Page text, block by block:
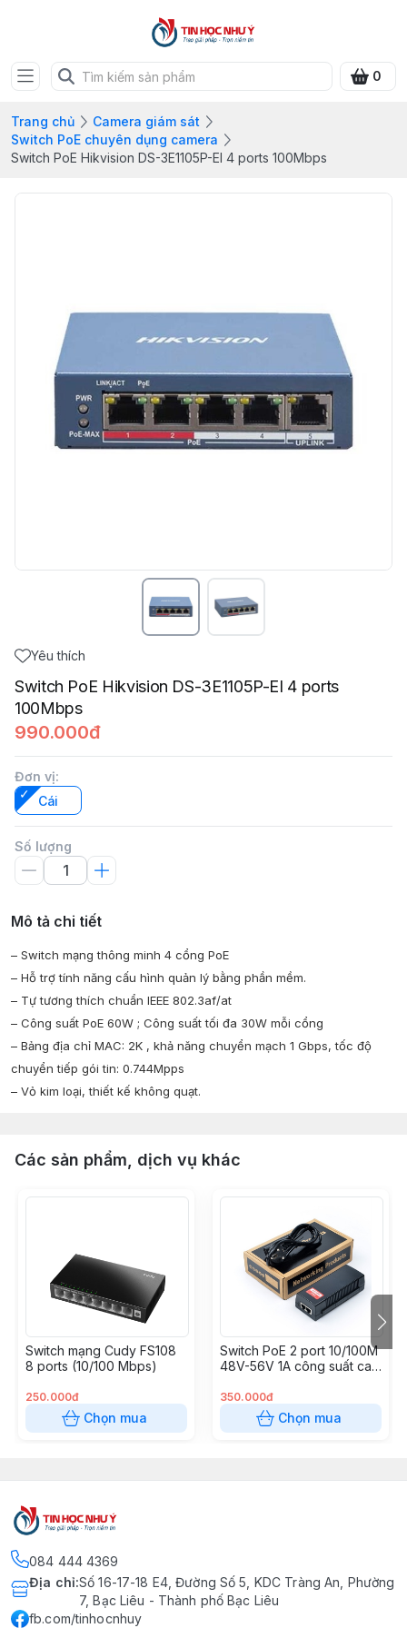
0
Trang chủ
Camera giám sát
Switch PoE chuyên dụng camera
Switch PoE Hikvision DS-3E1105P-EI 4 ports 100Mbps
Yêu thích
Switch PoE Hikvision DS-3E1105P-EI 4 ports
100Mbps
990.000đ
Đơn vị:
Cái
Số lượng
Mô tả chi tiết
– Switch mạng thông minh 4 cổng PoE
– Hỗ trợ tính năng cấu hình quản lý bằng phần mềm.
– Tự tương thích chuẩn IEEE 802.3af/at
– Công suất PoE 60W ; Công suất tối đa 30W mỗi cổng
– Bảng địa chỉ MAC: 2K , khả năng chuyển mạch 1 Gbps, tốc độ
chuyển tiếp gói tin: 0.744Mpps
– Vỏ kim loại, thiết kế không quạt.
Các sản phẩm, dịch vụ khác
Switch mạng Cudy FS108
8 ports (10/100 Mbps)
250.000đ
Chọn mua
Switch PoE 2 port 10/100M
48V-56V 1A công suất cao
350.000đ
Chọn mua
084 444 4369
Địa chỉ:Số 16-17-18 E4, Đường Số 5, KDC Tràng An, Phường
7, Bạc Liêu - Thành phố Bạc Liêu
fb.com/tinhocnhuy